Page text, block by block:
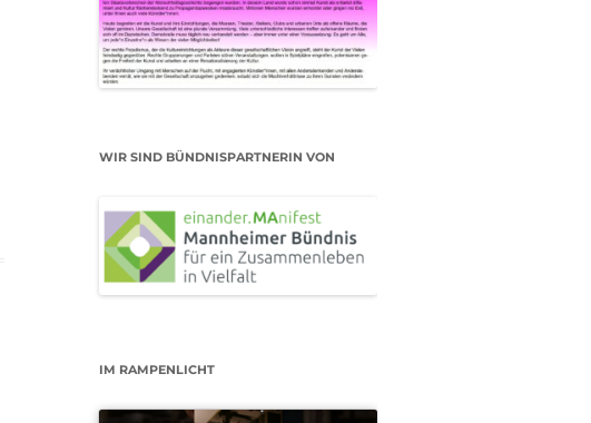
WIR SIND BÜNDNISPARTNERIN VON
IM RAMPENLICHT